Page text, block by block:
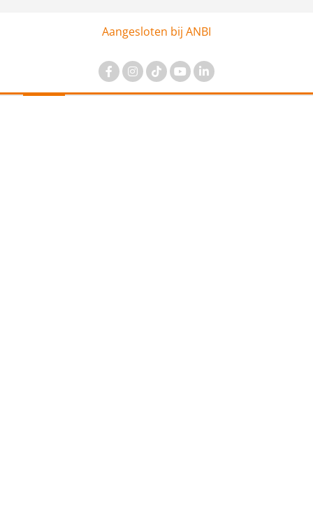
Aangesloten bij ANBI